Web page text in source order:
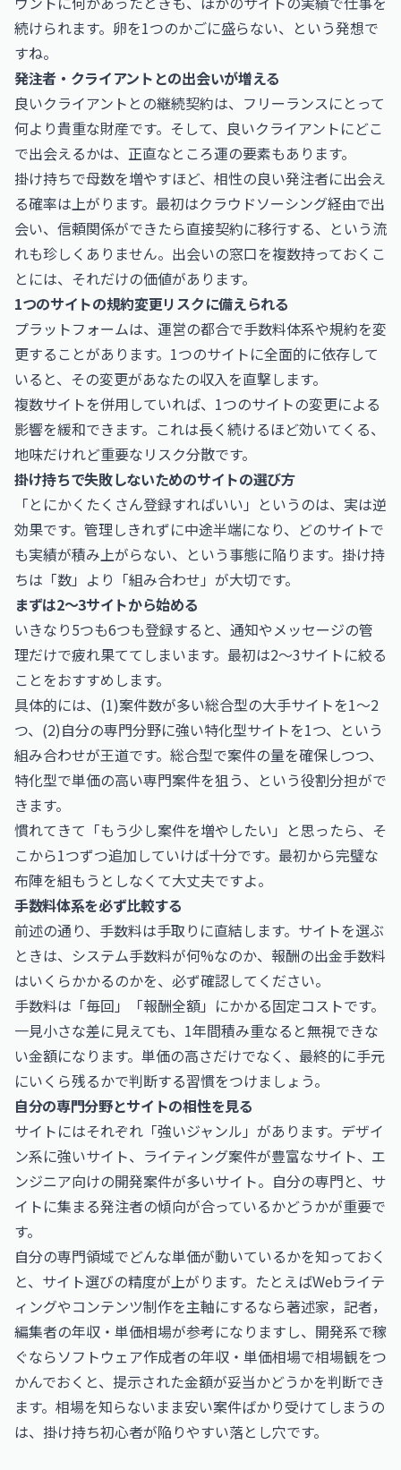
続けられます。卵を1つのかごに盛らない、という発想で
すね。
発注者・クライアントとの出会いが増える
良いクライアントとの継続契約は、フリーランスにとって
何より貴重な財産です。そして、良いクライアントにどこ
で出会えるかは、正直なところ運の要素もあります。
掛け持ちで母数を増やすほど、相性の良い発注者に出会え
る確率は上がります。最初はクラウドソーシング経由で出
会い、信頼関係ができたら直接契約に移行する、という流
れも珍しくありません。出会いの窓口を複数持っておくこ
とには、それだけの価値があります。
1つのサイトの規約変更リスクに備えられる
プラットフォームは、運営の都合で手数料体系や規約を変
更することがあります。1つのサイトに全面的に依存して
いると、その変更があなたの収入を直撃します。
複数サイトを併用していれば、1つのサイトの変更による
影響を緩和できます。これは長く続けるほど効いてくる、
地味だけれど重要なリスク分散です。
掛け持ちで失敗しないためのサイトの選び方
「とにかくたくさん登録すればいい」というのは、実は逆
効果です。管理しきれずに中途半端になり、どのサイトで
も実績が積み上がらない、という事態に陥ります。掛け持
ちは「数」より「組み合わせ」が大切です。
まずは2〜3サイトから始める
いきなり5つも6つも登録すると、通知やメッセージの管
理だけで疲れ果ててしまいます。最初は2〜3サイトに絞る
ことをおすすめします。
具体的には、(1)案件数が多い総合型の大手サイトを1〜2
つ、(2)自分の専門分野に強い特化型サイトを1つ、という
組み合わせが王道です。総合型で案件の量を確保しつつ、
特化型で単価の高い専門案件を狙う、という役割分担がで
きます。
慣れてきて「もう少し案件を増やしたい」と思ったら、そ
こから1つずつ追加していけば十分です。最初から完璧な
布陣を組もうとしなくて大丈夫ですよ。
手数料体系を必ず比較する
前述の通り、手数料は手取りに直結します。サイトを選ぶ
ときは、システム手数料が何%なのか、報酬の出金手数料
はいくらかかるのかを、必ず確認してください。
手数料は「毎回」「報酬全額」にかかる固定コストです。
一見小さな差に見えても、1年間積み重なると無視できな
い金額になります。単価の高さだけでなく、最終的に手元
にいくら残るかで判断する習慣をつけましょう。
自分の専門分野とサイトの相性を見る
サイトにはそれぞれ「強いジャンル」があります。デザイ
ン系に強いサイト、ライティング案件が豊富なサイト、エ
ンジニア向けの開発案件が多いサイト。自分の専門と、サ
イトに集まる発注者の傾向が合っているかどうかが重要で
す。
自分の専門領域でどんな単価が動いているかを知っておく
と、サイト選びの精度が上がります。たとえばWebライテ
ィングやコンテンツ制作を主軸にするなら著述家，記者，
編集者の年収・単価相場が参考になりますし、開発系で稼
ぐならソフトウェア作成者の年収・単価相場で相場観をつ
かんでおくと、提示された金額が妥当かどうかを判断でき
ます。相場を知らないまま安い案件ばかり受けてしまうの
は、掛け持ち初心者が陥りやすい落とし穴です。